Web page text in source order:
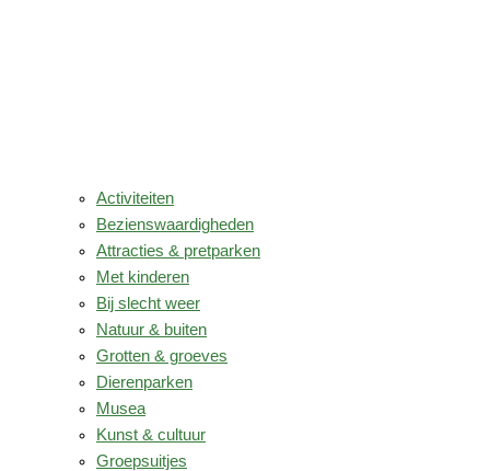
Activiteiten
Bezienswaardigheden
Attracties & pretparken
Met kinderen
Bij slecht weer
Natuur & buiten
Grotten & groeves
Dierenparken
Musea
Kunst & cultuur
Groepsuitjes